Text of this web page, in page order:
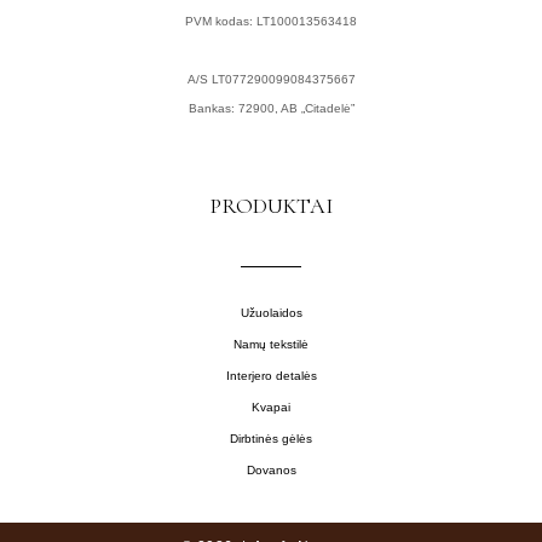
PVM kodas: LT100013563418
A/S LT077290099084375667
Bankas: 72900, AB „Citadelė”
PRODUKTAI
Užuolaidos
Namų tekstilė
Interjero detalės
Kvapai
Dirbtinės gėlės
Dovanos